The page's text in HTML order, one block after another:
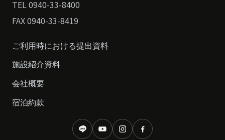
TEL 0940-33-8400
FAX 0940-33-8419
ご利用時における提出資料
施設紹介資料
会社概要
宿泊約款
LINE YouTubeInstagramFacebook